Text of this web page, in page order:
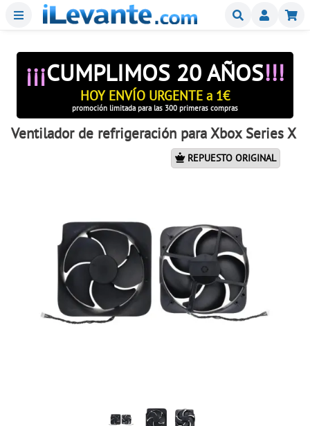
Menu Buscar
¡¡¡CUMPLIMOS 20 AÑOS!!!
HOY ENVÍO URGENTE a 1€
promoción limitada para las 300 primeras compras
Ventilador de refrigeración para Xbox Series X
REPUESTO ORIGINAL